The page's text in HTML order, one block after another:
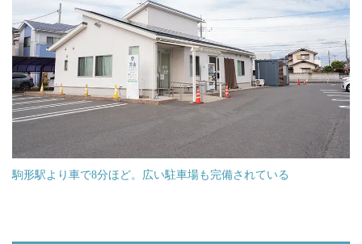
駒形駅より車で8分ほど。広い駐車場も完備されている